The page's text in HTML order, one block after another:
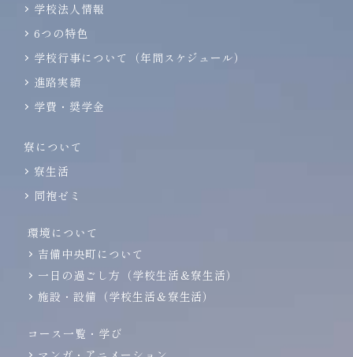
学校法人情報
6つの特色
学校行事について（年間スケジュール）
進路実績
学費・奨学金
寮について
寮生活
同袍ゼミ
環境について
吉備中央町について
一日の過ごし方（学校生活＆寮生活）
施設・設備（学校生活＆寮生活）
コース一覧・学び